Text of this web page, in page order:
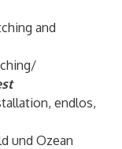
and
endlos,
und Ozean